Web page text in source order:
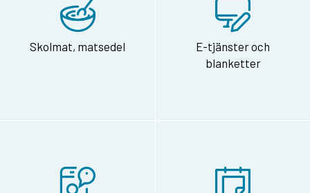
Skolmat, matsedel
E-tjänster och
blanketter